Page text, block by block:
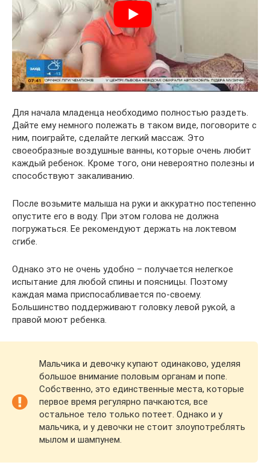
Для начала младенца необходимо полностью раздеть.
Дайте ему немного полежать в таком виде, поговорите с
ним, поиграйте, сделайте легкий массаж. Это
своеобразные воздушные ванны, которые очень любит
каждый ребенок. Кроме того, они невероятно полезны и
способствуют закаливанию.
После возьмите малыша на руки и аккуратно постепенно
опустите его в воду. При этом голова не должна
погружаться. Ее рекомендуют держать на локтевом
сгибе.
Однако это не очень удобно – получается нелегкое
испытание для любой спины и поясницы. Поэтому
каждая мама приспосабливается по-своему.
Большинство поддерживают головку левой рукой, а
правой моют ребенка.
Мальчика и девочку купают одинаково, уделяя
большое внимание половым органам и попе.
Собственно, это единственные места, которые
первое время регулярно пачкаются, все
остальное тело только потеет. Однако и у
мальчика, и у девочки не стоит злоупотреблять
мылом и шампунем.